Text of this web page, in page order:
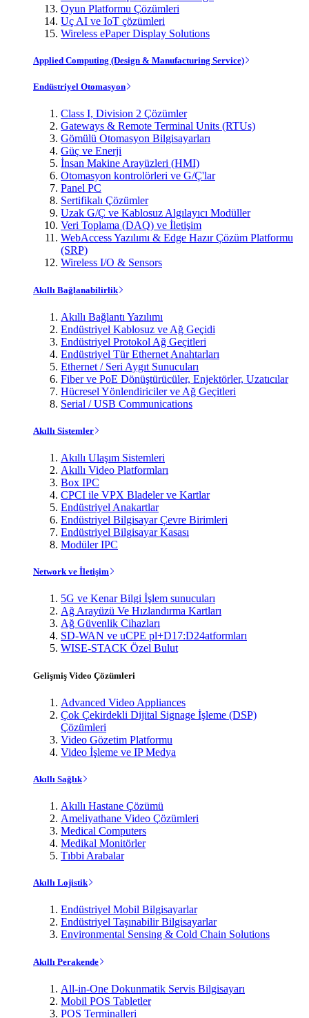
Oyun Platformu Çözümleri
Uç AI ve IoT çözümleri
Wireless ePaper Display Solutions
Applied Computing (Design & Manufacturing Service)
Endüstriyel Otomasyon
Class I, Division 2 Çözümler
Gateways & Remote Terminal Units (RTUs)
Gömülü Otomasyon Bilgisayarları
Güç ve Enerji
İnsan Makine Arayüzleri (HMI)
Otomasyon kontrolörleri ve G/Ç'lar
Panel PC
Sertifikalı Çözümler
Uzak G/Ç ve Kablosuz Algılayıcı Modüller
Veri Toplama (DAQ) ve İletişim
WebAccess Yazılımı & Edge Hazır Çözüm Platformu
(SRP)
Wireless I/O & Sensors
Akıllı Bağlanabilirlik
Akıllı Bağlantı Yazılımı
Endüstriyel Kablosuz ve Ağ Geçidi
Endüstriyel Protokol Ağ Geçitleri
Endüstriyel Tür Ethernet Anahtarları
Ethernet / Seri Aygıt Sunucuları
Fiber ve PoE Dönüştürücüler, Enjektörler, Uzatıcılar
Hücresel Yönlendiriciler ve Ağ Geçitleri
Serial / USB Communications
Akıllı Sistemler
Akıllı Ulaşım Sistemleri
Akıllı Video Platformları
Box IPC
CPCI ile VPX Bladeler ve Kartlar
Endüstriyel Anakartlar
Endüstriyel Bilgisayar Çevre Birimleri
Endüstriyel Bilgisayar Kasası
Modüler IPC
Network ve İletişim
5G ve Kenar Bilgi İşlem sunucuları
Ağ Arayüzü Ve Hızlandırma Kartları
Ağ Güvenlik Cihazları
SD-WAN ve uCPE pl+D17:D24atformları
WISE-STACK Özel Bulut
Gelişmiş Video Çözümleri
Advanced Video Appliances
Çok Çekirdekli Dijital Signage İşleme (DSP)
Çözümleri
Video Gözetim Platformu
Video İşleme ve IP Medya
Akıllı Sağlık
Akıllı Hastane Çözümü
Ameliyathane Video Çözümleri
Medical Computers
Medikal Monitörler
Tıbbi Arabalar
Akıllı Lojistik
Endüstriyel Mobil Bilgisayarlar
Endüstriyel Taşınabilir Bilgisayarlar
Environmental Sensing & Cold Chain Solutions
Akıllı Perakende
All-in-One Dokunmatik Servis Bilgisayarı
Mobil POS Tabletler
POS Terminalleri